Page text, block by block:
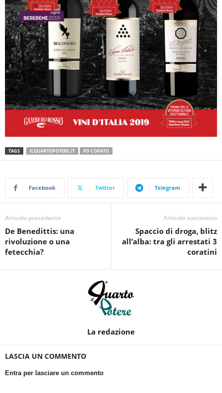
TAGS ILQUARTOPOTERE.IT PD CORATO
Facebook Twitter Telegram
Articolo precedente
De Benedittis: una
rivoluzione o una
fetecchia?
Articolo successivo
Spaccio di droga, blitz
all’alba: tra gli arrestati 3
coratini
La redazione
LASCIA UN COMMENTO
Entra per lasciare un commento